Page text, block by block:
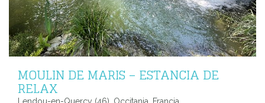
MOULIN DE MARIS – ESTANCIA DE
RELAX
Lendou-en-Quercy (46), Occitania, Francia